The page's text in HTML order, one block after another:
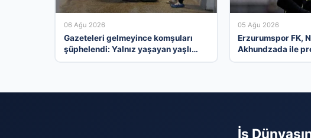
06 Ağu 2026
Gazeteleri gelmeyince komşuları
şüphelendi: Yalnız yaşayan yaşlı
05 Ağu 2026
Erzurumspor FK,
Akhundzada ile
İş